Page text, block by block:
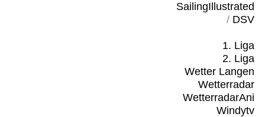
SailingIllustrated
/ DSV
1. Liga
2. Liga
Wetter Langen
Wetterradar
WetterradarAni
Windytv